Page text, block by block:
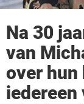
Na 30
van
over hun
iedereen